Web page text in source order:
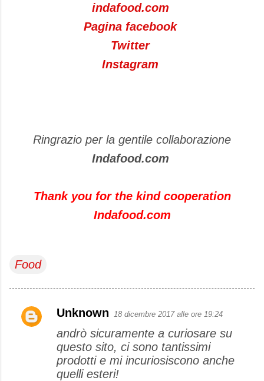
indafood.com
Pagina facebook
Twitter
Instagram
Ringrazio per la gentile collaborazione
Indafood.com
Thank you for the kind cooperation
Indafood.com
Food
C
Unknown 18 dicembre 2017 alle ore 19:24
andrò sicuramente a curiosare su
questo sito, ci sono tantissimi
prodotti e mi incuriosiscono anche
quelli esteri!